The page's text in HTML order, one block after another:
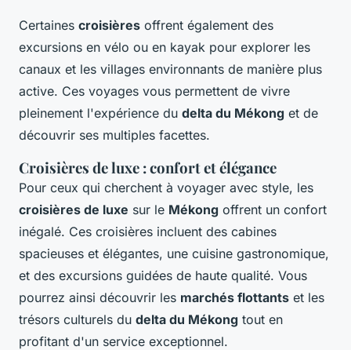
Certaines croisières offrent également des
excursions en vélo ou en kayak pour explorer les
canaux et les villages environnants de manière plus
active. Ces voyages vous permettent de vivre
pleinement l'expérience du delta du Mékong et de
découvrir ses multiples facettes.
Croisières de luxe : confort et élégance
Pour ceux qui cherchent à voyager avec style, les
croisières de luxe sur le Mékong offrent un confort
inégalé. Ces croisières incluent des cabines
spacieuses et élégantes, une cuisine gastronomique,
et des excursions guidées de haute qualité. Vous
pourrez ainsi découvrir les marchés flottants et les
trésors culturels du delta du Mékong tout en
profitant d'un service exceptionnel.